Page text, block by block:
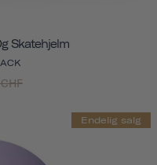
Skatehjelm
Endelig salg